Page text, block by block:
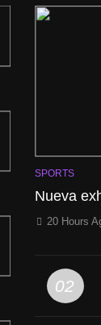
SPORTS
Nueva
20 Hours
02